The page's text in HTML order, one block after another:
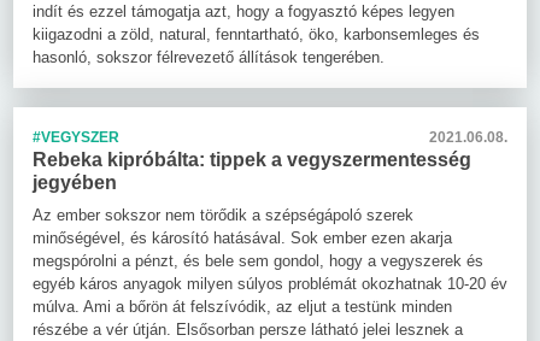
indít és ezzel támogatja azt, hogy a fogyasztó képes legyen
kiigazodni a zöld, natural, fenntartható, öko, karbonsemleges és
hasonló, sokszor félrevezető állítások tengerében.
#VEGYSZER 2021.06.08.
Rebeka kipróbálta: tippek a vegyszermentesség
jegyében
Az ember sokszor nem törődik a szépségápoló szerek
minőségével, és károsító hatásával. Sok ember ezen akarja
megspórolni a pénzt, és bele sem gondol, hogy a vegyszerek és
egyéb káros anyagok milyen súlyos problémát okozhatnak 10-20 év
múlva. Ami a bőrön át felszívódik, az eljut a testünk minden
részébe a vér útján. Elsősorban persze látható jelei lesznek a